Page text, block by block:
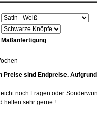
Maßanfertigung
Preise sind Endpreise.
noch Fragen oder
helfen sehr gerne !